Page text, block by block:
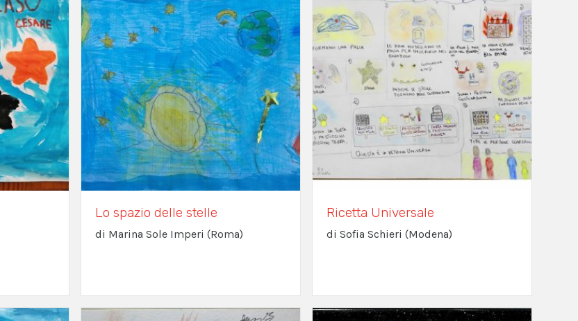
Lo spazio delle stelle
di Marina Sole Imperi (Roma)
Ricetta Universale
di Sofia Schieri (Modena)